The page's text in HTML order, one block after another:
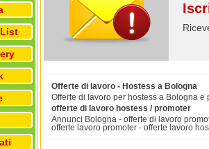
Offerte di lavoro - Hostess a Bologna
Offerte di lavoro per hostess a Bologna
offerte di lavoro hostess / promoter
Annunci Bologna - offerte di lavoro
offerte lavoro promoter - offerte lavoro